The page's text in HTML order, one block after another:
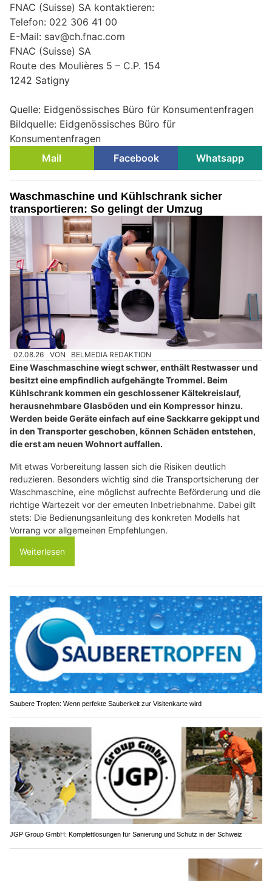
FNAC (Suisse) SA kontaktieren:
Telefon: 022 306 41 00
E-Mail: sav@ch.fnac.com
FNAC (Suisse) SA
Route des Moulières 5 – C.P. 154
1242 Satigny
Quelle: Eidgenössisches Büro für Konsumentenfragen
Bildquelle: Eidgenössisches Büro für
Konsumentenfragen
Mail
Facebook Whatsapp
Waschmaschine und Kühlschrank sicher
transportieren: So gelingt der Umzug
02.08.26 VON BELMEDIA REDAKTION
Eine Waschmaschine wiegt schwer, enthält Restwasser und
besitzt eine empfindlich aufgehängte Trommel. Beim
Kühlschrank kommen ein geschlossener Kältekreislauf,
herausnehmbare Glasböden und ein Kompressor hinzu.
Werden beide Geräte einfach auf eine Sackkarre gekippt und
in den Transporter geschoben, können Schäden entstehen,
die erst am neuen Wohnort auffallen.
Mit etwas Vorbereitung lassen sich die Risiken deutlich
reduzieren. Besonders wichtig sind die Transportsicherung der
Waschmaschine, eine möglichst aufrechte Beförderung und die
richtige Wartezeit vor der erneuten Inbetriebnahme. Dabei gilt
stets: Die Bedienungsanleitung des konkreten Modells hat
Vorrang vor allgemeinen Empfehlungen.
Weiterlesen
Saubere Tropfen: Wenn perfekte Sauberkeit zur Visitenkarte wird
JGP Group GmbH: Komplettlösungen für Sanierung und Schutz in der Schweiz